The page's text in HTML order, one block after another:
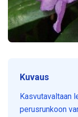
Kuvaus
Kasvutavaltaan
perusrunkoon